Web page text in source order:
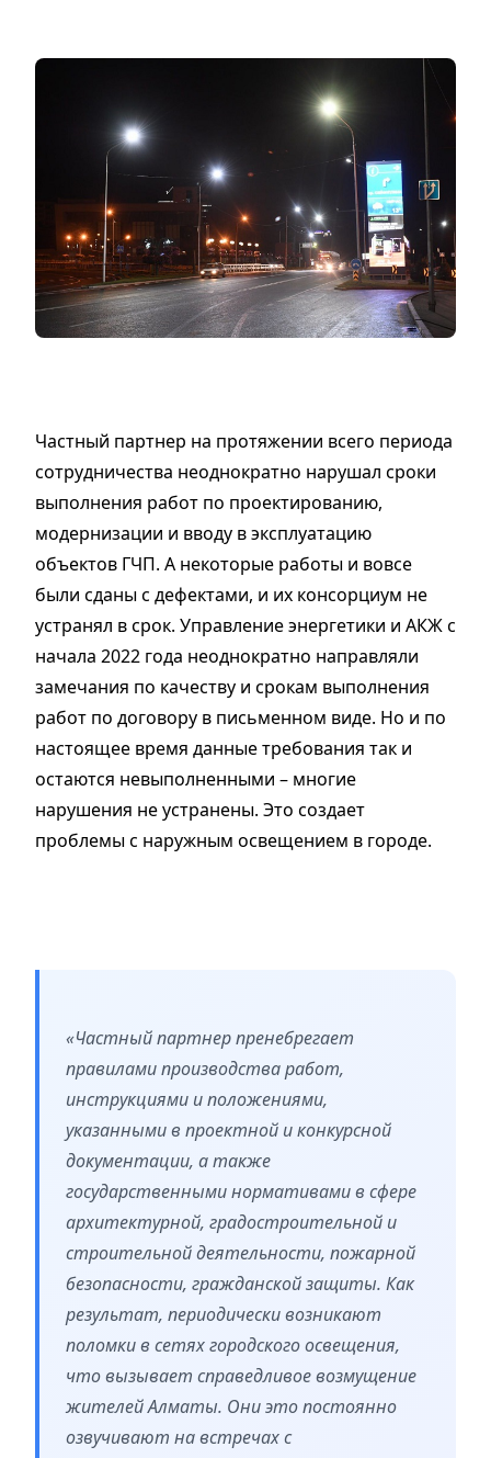
Частный партнер на протяжении всего периода
сотрудничества неоднократно нарушал сроки
выполнения работ по проектированию,
модернизации и вводу в эксплуатацию
объектов ГЧП. А некоторые работы и вовсе
были сданы с дефектами, и их консорциум не
устранял в срок. Управление энергетики и АКЖ с
начала 2022 года неоднократно направляли
замечания по качеству и срокам выполнения
работ по договору в письменном виде. Но и по
настоящее время данные требования так и
остаются невыполненными – многие
нарушения не устранены. Это создает
проблемы с наружным освещением в городе.
«Частный партнер пренебрегает
правилами производства работ,
инструкциями и положениями,
указанными в проектной и конкурсной
документации, а также
государственными нормативами в сфере
архитектурной, градостроительной и
строительной деятельности, пожарной
безопасности, гражданской защиты. Как
результат, периодически возникают
поломки в сетях городского освещения,
что вызывает справедливое возмущение
жителей Алматы. Они это постоянно
озвучивают на встречах с